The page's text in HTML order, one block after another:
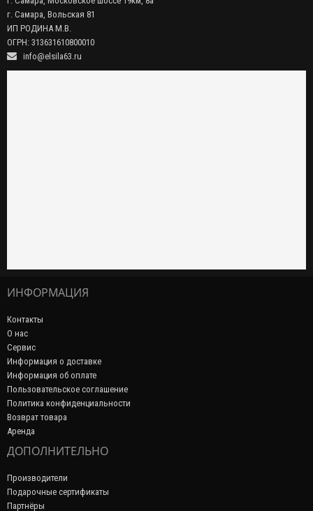
г. Самара, Вольская 81
ИП РОДИНА М.В.
ОГРН: 313631610800010
info@elsila63.ru
ИНФОРМАЦИЯ
Контакты
О нас
Сервис
Информация о доставке
Информация об оплате
Пользовательское соглашение
Политика конфиденциальности
Возврат товара
Аренда
ДОПОЛНИТЕЛЬНО
Производители
Подарочные сертификаты
Партнёры